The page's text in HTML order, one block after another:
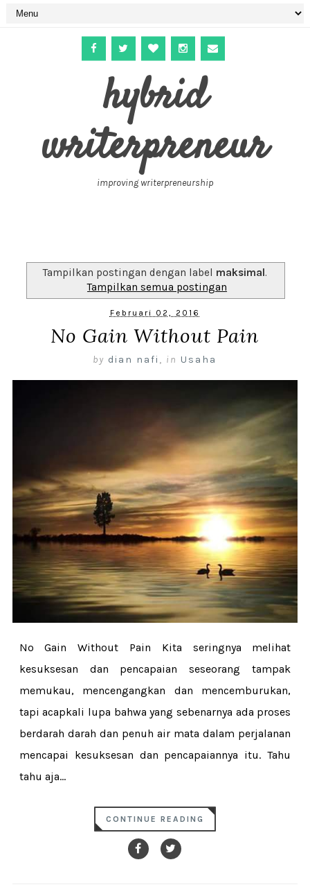
hybrid
writerpreneur
improving writerpreneurship
Tampilkan postingan dengan label maksimal.
Tampilkan semua postingan
Februari 02, 2016
No Gain Without Pain
by dian nafi , in Usaha
No Gain Without Pain Kita seringnya melihat
kesuksesan dan pencapaian seseorang tampak
memukau, mencengangkan dan mencemburukan,
tapi acapkali lupa bahwa yang sebenarnya ada proses
berdarah darah dan penuh air mata dalam perjalanan
mencapai kesuksesan dan pencapaiannya itu. Tahu
tahu aja...
CONTINUE READING